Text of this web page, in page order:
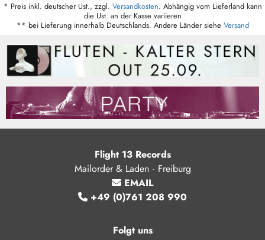
* Preis inkl. deutscher Ust., zzgl. Versandkosten. Abhängig vom Lieferland kann
die Ust. an der Kasse variieren
** bei Lieferung innerhalb Deutschlands. Andere Länder siehe Versand
Flight 13 Records
Mailorder & Laden · Freiburg
EMAIL
+49 (0)761 208 990
Folgt uns